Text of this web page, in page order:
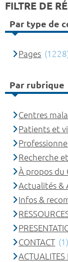
FILTRE DE
Par type de
Pages
Par rubrique
Centres
Patients et
Recherche
À propos du
Actualités &
Infos &
CONTACT (1)